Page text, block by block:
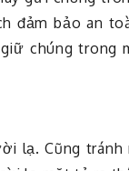
đảm bảo an
chúng trong
lạ. Cũng